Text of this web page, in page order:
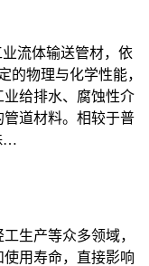
流体输送管材，依
的物理与化学性能，
给排水、腐蚀性介
道材料。相较于普
…
生产等众多领域，
用寿命，直接影响